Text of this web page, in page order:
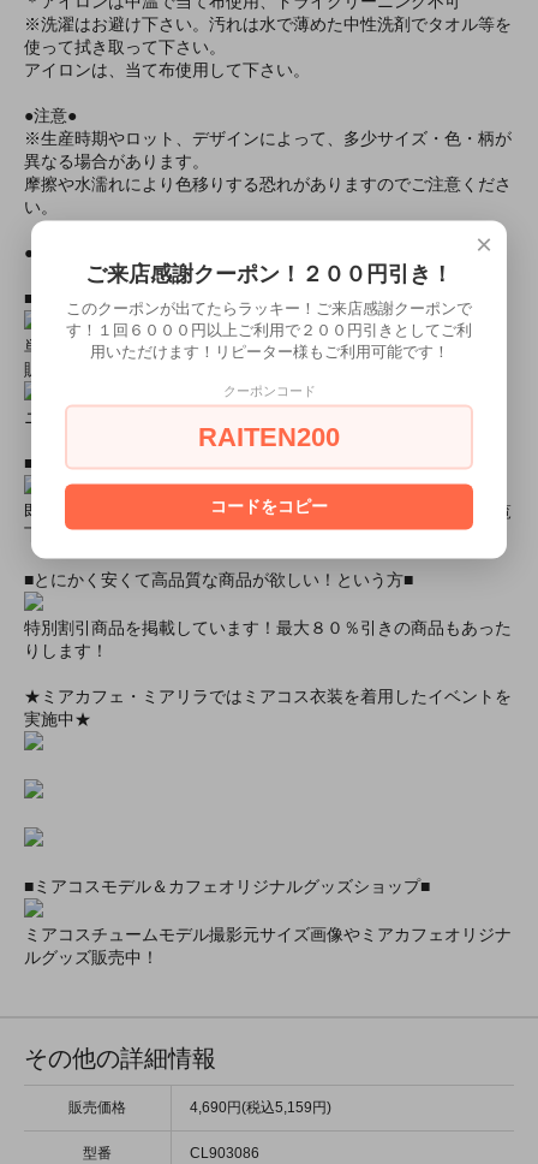
※洗濯はお避け下さい。汚れは水で薄めた中性洗剤でタオル等を
使って拭き取って下さい。
アイロンは、当て布使用して下さい。
●注意●
※生産時期やロット、デザインによって、多少サイズ・色・柄が
異なる場合があります。
摩擦や水濡れにより色移りする恐れがありますのでご注意くださ
い。
●モデル身長● 星島沙也加161cm、小川青空158cm
■おすすめオプション小物類■
単品カチューシャやネコ耳などの小物類（1000円程度より多数
販売中）
ニーハイソックス、タイツなど（500円より多数販売中！）
■すぐに商品が欲しい！！という方■
即日配達商品一覧がございますので、よろしければそちらをご覧
下さいませ。
■とにかく安くて高品質な商品が欲しい！という方■
特別割引商品を掲載しています！最大８０％引きの商品もあった
りします！
★ミアカフェ・ミアリラではミアコス衣装を着用したイベントを
実施中★
■ミアコスモデル＆カフェオリジナルグッズショップ■
ミアコスチュームモデル撮影元サイズ画像やミアカフェオリジナ
ルグッズ販売中！
その他の詳細情報
販売価格 4,690円(税込5,159円)
型番 CL903086
×
ご来店感謝クーポン！２００円引き！
このクーポンが出てたらラッキー！ご来店感謝クーポンで
す！１回６０００円以上ご利用で２００円引きとしてご利
用いただけます！リピーター様もご利用可能です！
クーポンコード
RAITEN200
コードをコピー